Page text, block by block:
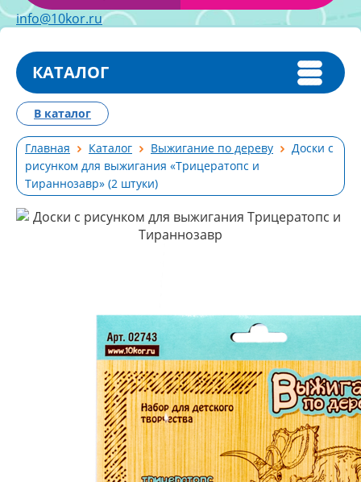
info@10kor.ru
КАТАЛОГ
Главная Каталог Выжигание по дереву
Доски с
рисунком для выжигания «Трицератопс и
Тираннозавр» (2 штуки)
В каталог